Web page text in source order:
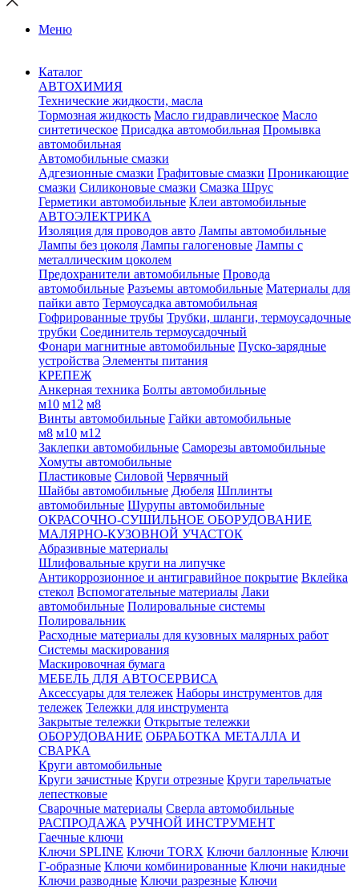
Меню
Каталог
АВТОХИМИЯ
Технические жидкости, масла
Тормозная жидкость Масло гидравлическое Масло
синтетическое Присадка автомобильная Промывка
автомобильная
Автомобильные смазки
Адгезионные смазки Графитовые смазки Проникающие
смазки Силиконовые смазки Смазка Шрус
Герметики автомобильные Клеи автомобильные
АВТОЭЛЕКТРИКА
Изоляция для проводов авто Лампы автомобильные
Лампы без цоколя Лампы галогеновые Лампы с
металлическим цоколем
Предохранители автомобильные Провода
автомобильные Разъемы автомобильные Материалы для
пайки авто Термоусадка автомобильная
Гофрированные трубы Трубки, шланги, термоусадочные
трубки Соединитель термоусадочный
Фонари магнитные автомобильные Пуско-зарядные
устройства Элементы питания
КРЕПЕЖ
Анкерная техника Болты автомобильные
м10 м12 м8
Винты автомобильные Гайки автомобильные
м8 м10 м12
Заклепки автомобильные Саморезы автомобильные
Хомуты автомобильные
Пластиковые Силовой Червячный
Шайбы автомобильные Дюбеля Шплинты
автомобильные Шурупы автомобильные
ОКРАСОЧНО-СУШИЛЬНОЕ ОБОРУДОВАНИЕ
МАЛЯРНО-КУЗОВНОЙ УЧАСТОК
Абразивные материалы
Шлифовальные круги на липучке
Антикоррозионное и антигравийное покрытие Вклейка
стекол Вспомогательные материалы Лаки
автомобильные Полировальные системы
Полировальник
Расходные материалы для кузовных малярных работ
Системы маскирования
Маскировочная бумага
МЕБЕЛЬ ДЛЯ АВТОСЕРВИСА
Аксессуары для тележек Наборы инструментов для
тележек Тележки для инструмента
Закрытые тележки Открытые тележки
ОБОРУДОВАНИЕ ОБРАБОТКА МЕТАЛЛА И
СВАРКА
Круги автомобильные
Круги зачистные Круги отрезные Круги тарельчатые
лепестковые
Сварочные материалы Сверла автомобильные
РАСПРОДАЖА РУЧНОЙ ИНСТРУМЕНТ
Гаечные ключи
Ключи SPLINE Ключи TORX Ключи баллонные Ключи
Г-образные Ключи комбинированные Ключи накидные
Ключи разводные Ключи разрезные Ключи